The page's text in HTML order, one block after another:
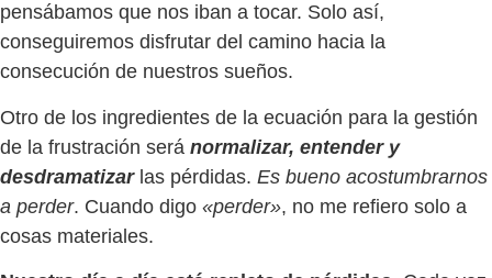
pensábamos que nos iban a tocar. Solo así,
conseguiremos disfrutar del camino hacia la
consecución de nuestros sueños.
Otro de los ingredientes de la ecuación para la gestión
de la frustración será normalizar, entender y
desdramatizar las pérdidas. Es bueno acostumbrarnos
a perder. Cuando digo «perder», no me refiero solo a
cosas materiales.